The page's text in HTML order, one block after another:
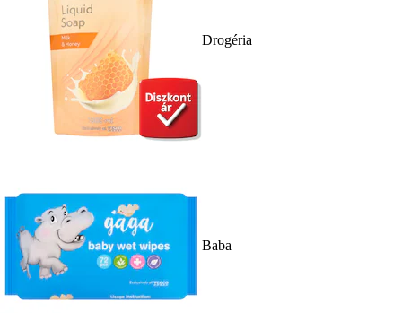
Drogéria
Baba